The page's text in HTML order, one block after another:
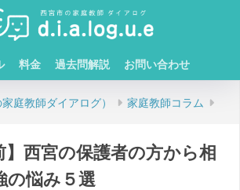
料金 過去問解説 お問い合わせ
家庭教師コラム
】西宮の保護者の方から相
の悩み５選